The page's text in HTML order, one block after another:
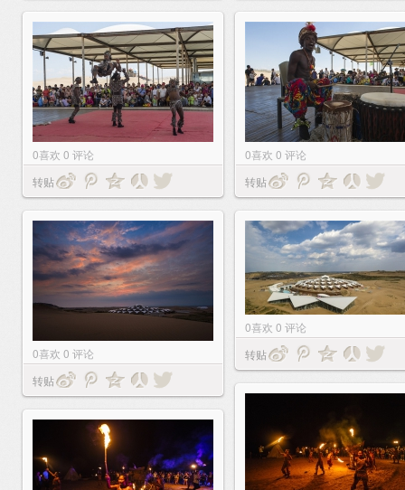
0喜欢 0 评论
转贴
0喜欢 0 评论
转贴
0喜欢 0 评论
转贴
0喜欢 0 评论
转贴